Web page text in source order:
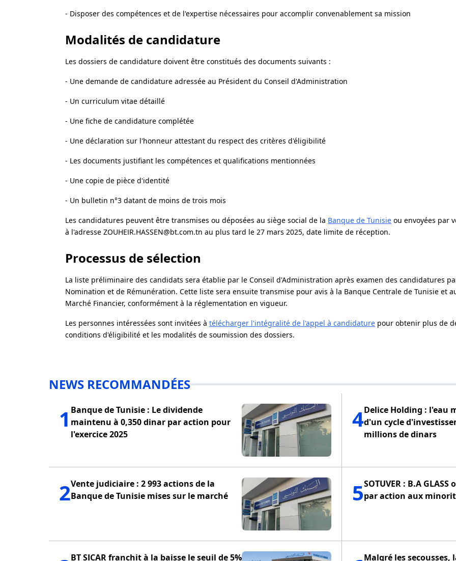
- Disposer des compétences et de l'expertise nécessaires pour accomplir convenablement sa mission
Modalités de candidature
Les dossiers de candidature doivent être constitués des documents suivants :
- Une demande de candidature adressée au Président du Conseil d'Administration
- Un curriculum vitae détaillé
- Une fiche de candidature complétée
- Une déclaration sur l'honneur attestant du respect des critères d'éligibilité
- Les documents justifiant les compétences et qualifications mentionnées
- Une copie de pièce d'identité
- Un bulletin n°3 datant de moins de trois mois
Les candidatures peuvent être transmises ou déposées au siège social de la Banque de Tunisie ou envoyées par
à l'adresse ZOUHEIR.HASSEN@bt.com.tn au plus tard le 27 mars 2025, date limite de réception.
Processus de sélection
La liste préliminaire des candidats sera établie par le Conseil d'Administration après examen des candidatures
Nomination et de Rémunération. Cette liste sera ensuite transmise pour avis à la Banque Centrale de Tunisie et
Marché Financier, conformément à la réglementation en vigueur.
Les personnes intéressées sont invitées à télécharger l'intégralité de l'appel à candidature pour obtenir plus de
conditions d'éligibilité et les modalités de soumission des dossiers.
NEWS RECOMMANDÉES
1 Banque de Tunisie : Le dividende
maintenu à 0,350 dinar par action pour
l'exercice 2025
2Vente judiciaire : 2 993 actions de la
Banque de Tunisie mises sur le marché
BT SICAR franchit à la baisse le seuil de 5%
4Delice Holding : l'eau
d'un cycle
millions de dinars
5SOTUVER : B.A
par action aux
Malgré les secousses,